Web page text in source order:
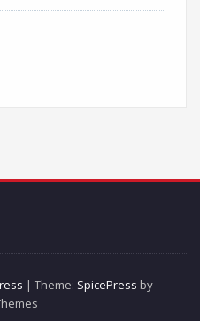
| Theme: SpicePress by